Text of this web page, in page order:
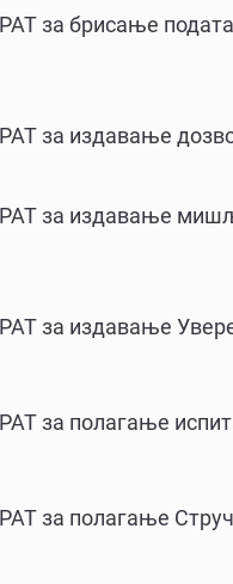
РАТ за брисање
РАТ за издавање
РАТ за издавање
РАТ за издавање
РАТ за полагање
за полагање